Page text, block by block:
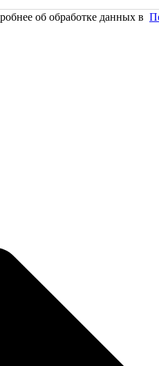
об обработке данных в